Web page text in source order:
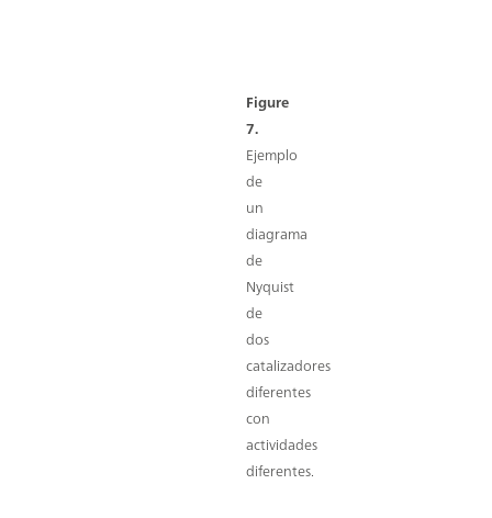
Figure
7.
Ejemplo
de
un
diagrama
de
Nyquist
de
dos
catalizadores
diferentes
con
actividades
diferentes.